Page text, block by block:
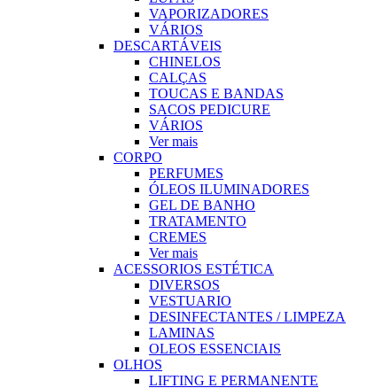
VAPORIZADORES
VÁRIOS
DESCARTÁVEIS
CHINELOS
CALÇAS
TOUCAS E BANDAS
SACOS PEDICURE
VÁRIOS
Ver mais
CORPO
PERFUMES
ÓLEOS ILUMINADORES
GEL DE BANHO
TRATAMENTO
CREMES
Ver mais
ACESSORIOS ESTÉTICA
DIVERSOS
VESTUARIO
DESINFECTANTES / LIMPEZA
LAMINAS
OLEOS ESSENCIAIS
OLHOS
LIFTING E PERMANENTE